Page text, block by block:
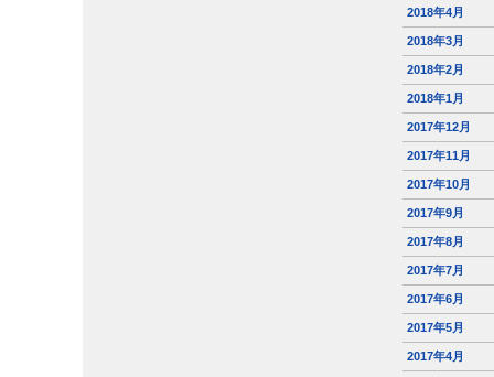
2018年4月
2018年3月
2018年2月
2018年1月
2017年12月
2017年11月
2017年10月
2017年9月
2017年8月
2017年7月
2017年6月
2017年5月
2017年4月